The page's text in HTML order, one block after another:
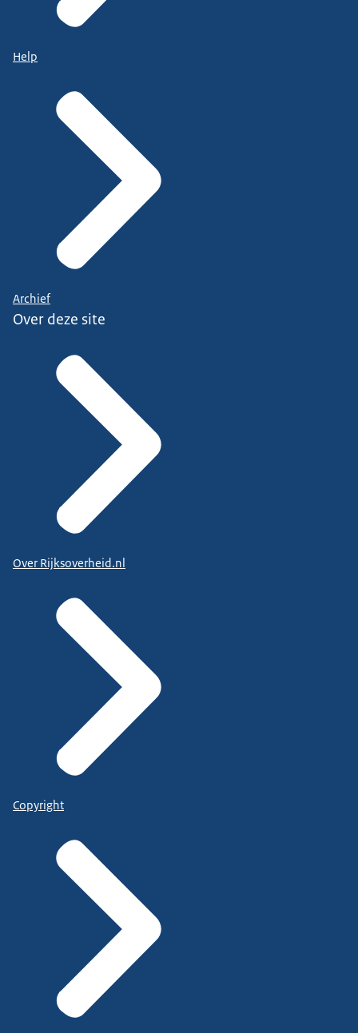
Help
Archief
Over deze site
Over Rijksoverheid.nl
Copyright